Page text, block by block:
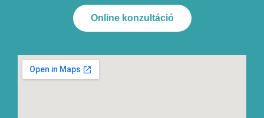
Online konzultáció